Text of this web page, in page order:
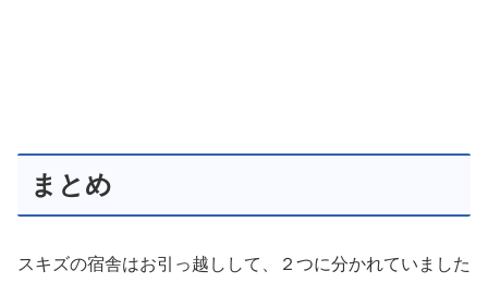
まとめ
スキズの宿舎はお引っ越しして、２つに分かれていました